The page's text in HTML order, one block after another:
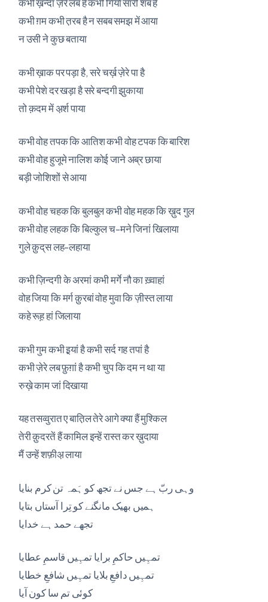
कभी ग़म कभी त़रब है न सबब समझ में आया
न उसी ने कुछ बताया
कभी ख़ाक पर पड़ा है, सरे चर्ख़ ज़ेरे पा है
कभी पेशे दर खड़ा है सरे बन्दगी झुकाया
तो क़दम में अ़र्श पाया
कभी वोह तपक कि आतिश कभी वोह टपक कि बारिश
कभी वोह हुजूमे नालिश कोई जाने अब्र छाया
बड़ी जोशिशों से आया
कभी वोह चहक कि बुलबुल कभी वोह महक कि ख़ुद गुल
कभी वोह लहक कि बिल्कुल च-मने जिनां खिलाया
गुले क़ुद्‌स लह-लहाया
कभी ज़िन्दगी के अरमां कभी मर्गे नौ का ख़्वाहां
वोह जिया कि मर्ग क़ुरबां वोह मुवा कि ज़ीस्त लाया
कहे रूह़ हां जिलाया
कभी गुम कभी इ़यां है कभी सर्द गह तपां है
कभी ज़ेरे लब फ़ुग़ां है कभी चुप कि दम न था या
रुख़े काम जां दिखाया
यह तसव्वुरात ए बात़िल तेरे आगे क्या हैं मुश्किल
तेरी क़ुदरतें हैं कामिल इन्हें रास्त कर ख़ुदाया
मैं उन्हें शफ़ीअ़ लाया
وہی ربّ ہے جس نے تجھ کو ہَمہ تن کرم بنایا
ہمیں بھیک مانگنے کو تِرا آستاں بتایا
تجھے حمد ہے خدایا
تمہِیں حاکمِ برایا تمہِیں قاسمِ عطایا
تمہِیں دافعِ بلایا تمہِیں شافعِ خطایا
کوئی تم سا کون آیا